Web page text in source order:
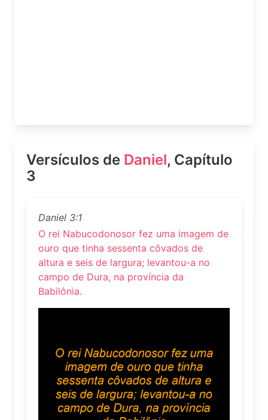
Versículos de Daniel, Capítulo
3
Daniel 3:1
O rei Nabucodonosor fez uma imagem de
ouro que tinha sessenta côvados de
altura e seis de largura; levantou-a no
campo de Dura, na província da
Babilônia.